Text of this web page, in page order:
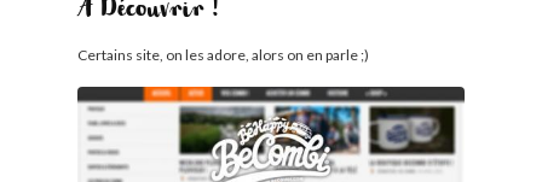
À Découvrir !
Certains site, on les adore, alors on en parle ;)